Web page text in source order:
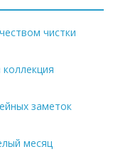
чистки
заметок
месяц